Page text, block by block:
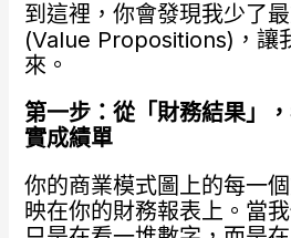
到這裡，你會發現我少了
(Value Propositions)，讓
來。
第一步：從「財務結果」
實成績單
你的商業模式圖上的每一
映在你的財務報表上。當